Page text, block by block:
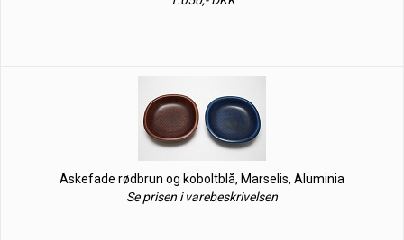
Askefade rødbrun og koboltblå, Marselis, Aluminia
Se prisen i varebeskrivelsen